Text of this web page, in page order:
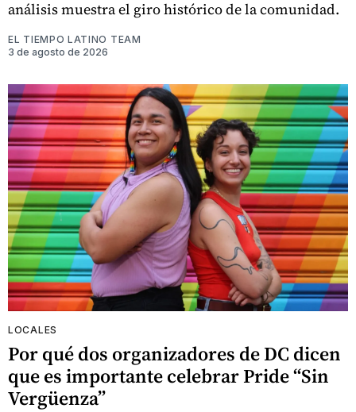
análisis muestra el giro histórico de la comunidad.
EL TIEMPO LATINO TEAM
3 de agosto de 2026
LOCALES
Por qué dos organizadores de DC dicen
que es importante celebrar Pride “Sin
Vergüenza”